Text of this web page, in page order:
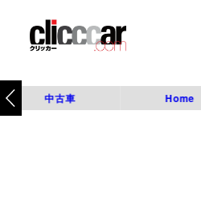
中古車 Home